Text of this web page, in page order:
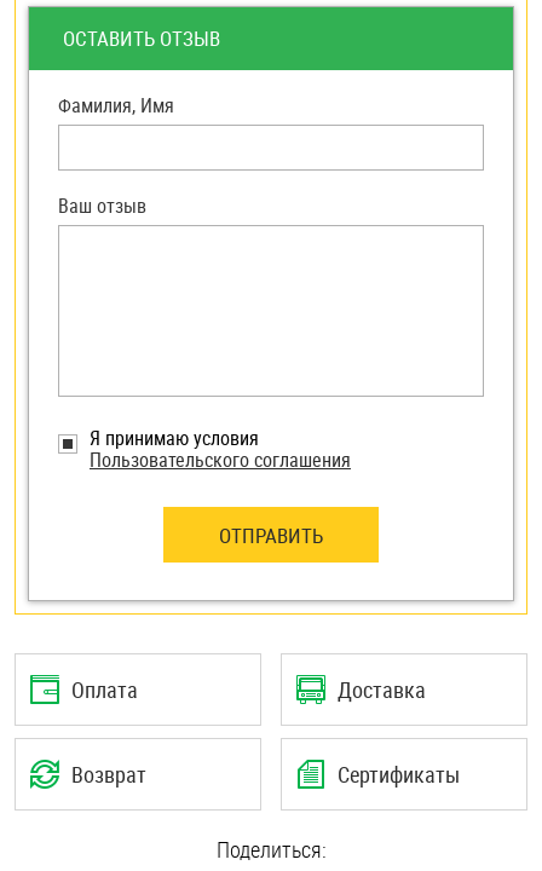
ОСТАВИТЬ ОТЗЫВ
Фамилия, Имя
Я принимаю условия
Пользовательского соглашения
ОТПРАВИТЬ
Ваш отзыв
Оплата Доставка
Возврат Сертификаты
Поделиться: